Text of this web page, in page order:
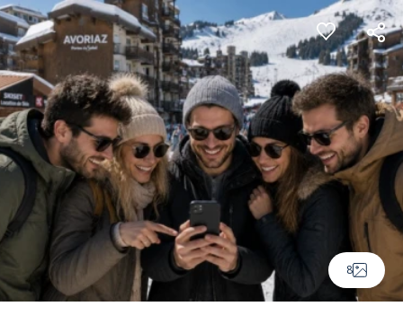
Cookie-Einstellungen
8